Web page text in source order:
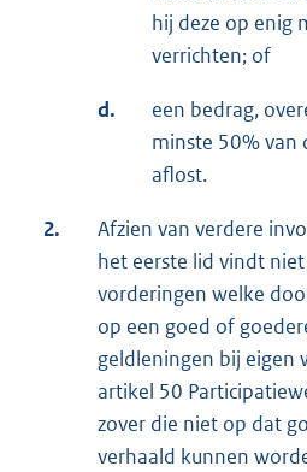
hij deze op enig
verrichten; of
d.
een bedrag,
minste 50% van
aflost.
2.
Afzien van verdere
het eerste lid vindt
vorderingen welke
op een goed of
geldleningen bij eigen
artikel 50
zover die niet op dat
verhaald kunnen